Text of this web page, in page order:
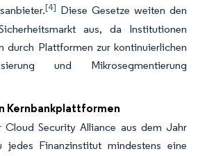
[4] Diese Gesetze weiten den
aus, da Institutionen
durch Plattformen zur kontinuierlichen
und Mikrosegmentierung
Kernbankplattformen
Cloud Security Alliance aus dem Jahr
jedes Finanzinstitut mindestens eine